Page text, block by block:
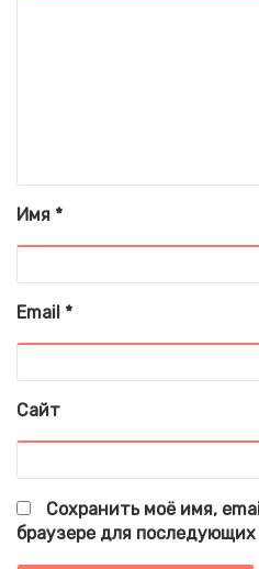
Имя *
Email *
Сайт
Сохранить моё имя,
браузере для